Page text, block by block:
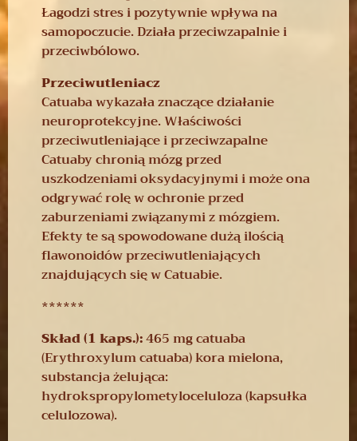
Łagodzi stres i pozytywnie wpływa na
samopoczucie. Działa przeciwzapalnie i
przeciwbólowo.
Przeciwutleniacz
Catuaba wykazała znaczące działanie
neuroprotekcyjne. Właściwości
przeciwutleniające i przeciwzapalne
Catuaby chronią mózg przed
uszkodzeniami oksydacyjnymi i może ona
odgrywać rolę w ochronie przed
zaburzeniami związanymi z mózgiem.
Efekty te są spowodowane dużą ilością
flawonoidów przeciwutleniających
znajdujących się w Catuabie.
******
Skład (1 kaps.):465 mg catuaba
(Erythroxylum catuaba) kora mielona,
substancja żelująca:
hydrokspropylometyloceluloza (kapsułka
celulozowa).